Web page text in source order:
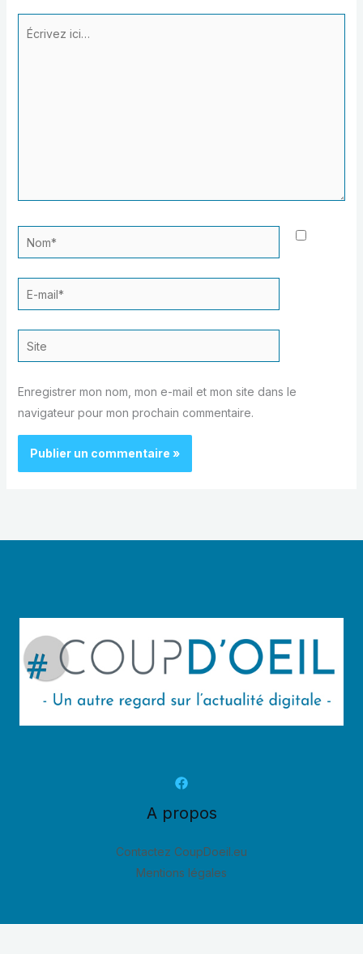
Nom*
E-
mail*
Site
Enregistrer mon nom, mon e-mail et mon site dans le
navigateur pour mon prochain commentaire.
A propos
Contactez CoupDoeil.eu
Mentions légales